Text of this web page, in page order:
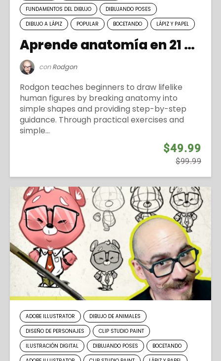
FUNDAMENTOS DEL DIBUJO
DIBUJANDO POSES
DIBUJO A LÁPIZ
POPULAR BOCETANDO LÁPIZ Y PAPEL
Aprende anatomía en 21 días
conRodgon
Rodgon teaches beginners to draw lifelike
human figures by breaking anatomy into
simple shapes and providing step-by-step
guidance. Through practical exercises and
simple...
$49.99
$99.99
ADOBE ILLUSTRATOR
DIBUJO DE ANIMALES
DISEÑO DE PERSONAJES
CLIP STUDIO PAINT
ILUSTRACIÓN DIGITAL
DIBUJANDO POSES
BOCETANDO